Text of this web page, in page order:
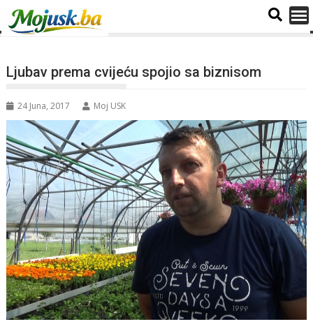
Ljubav prema cvijeću spojio sa biznisom
24 Juna, 2017 Moj USK